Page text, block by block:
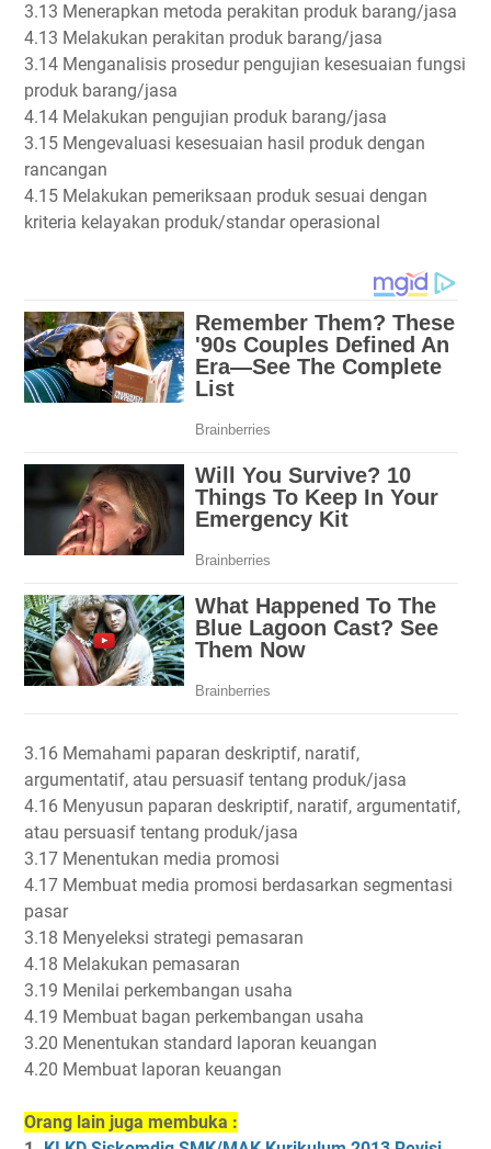
3.13 Menerapkan metoda perakitan produk barang/jasa
4.13 Melakukan perakitan produk barang/jasa
3.14 Menganalisis prosedur pengujian kesesuaian fungsi
produk barang/jasa
4.14 Melakukan pengujian produk barang/jasa
3.15 Mengevaluasi kesesuaian hasil produk dengan
rancangan
4.15 Melakukan pemeriksaan produk sesuai dengan
kriteria kelayakan produk/standar operasional
3.16 Memahami paparan deskriptif, naratif,
argumentatif, atau persuasif tentang produk/jasa
4.16 Menyusun paparan deskriptif, naratif, argumentatif,
atau persuasif tentang produk/jasa
3.17 Menentukan media promosi
4.17 Membuat media promosi berdasarkan segmentasi
pasar
3.18 Menyeleksi strategi pemasaran
4.18 Melakukan pemasaran
3.19 Menilai perkembangan usaha
4.19 Membuat bagan perkembangan usaha
3.20 Menentukan standard laporan keuangan
4.20 Membuat laporan keuangan
Orang lain juga membuka :